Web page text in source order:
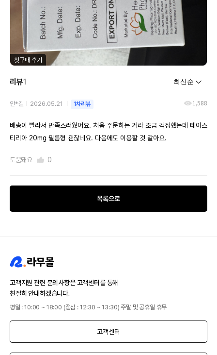
첫구매 후기
리뷰1
안*길 2026.05.21 1차리뷰 1,588
배송이 빨라서 만족스러웠어요. 처음 주문하는 거라 조금 걱정했는데 테이스
티리아 20mg 필름형 괜찮네요. 다음에도 이용할 것 같아요.
도움돼요 0
목록으로
고객지원 관련 문의사항은 고객센터를 통해
친절히 안내하겠습니다.
평일 : 10:00 ~ 18:00 (점심 : 12:30 ~ 13:30) 주말 및 공휴일 휴무
고객센터